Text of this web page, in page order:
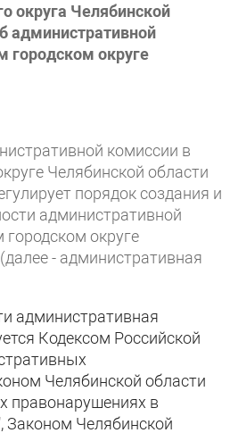
округа Челябинской
административной
городском округе
комиссии в
Челябинской области
порядок создания и
административной
округе
- административная
административная
Кодексом Российской
Челябинской области
правонарушениях в
Законом Челябинской